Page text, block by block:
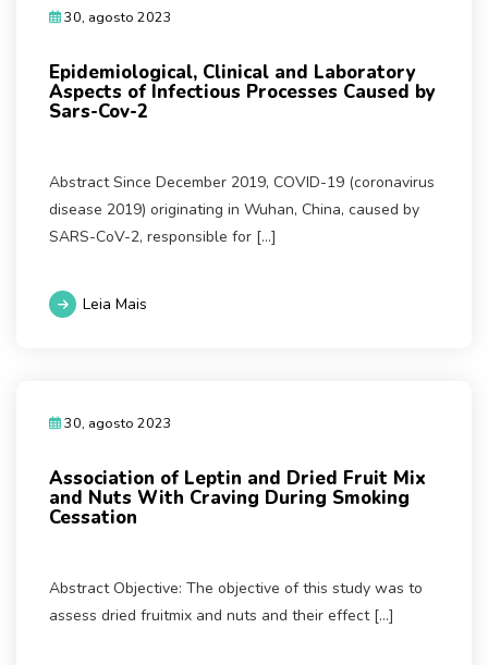
30, agosto 2023
Epidemiological, Clinical and Laboratory
Aspects of Infectious Processes Caused by
Sars-Cov-2
Abstract Since December 2019, COVID-19 (coronavirus
disease 2019) originating in Wuhan, China, caused by
SARS-CoV-2, responsible for […]
Leia Mais
30, agosto 2023
Association of Leptin and Dried Fruit Mix
and Nuts With Craving During Smoking
Cessation
Abstract Objective: The objective of this study was to
assess dried fruitmix and nuts and their effect […]